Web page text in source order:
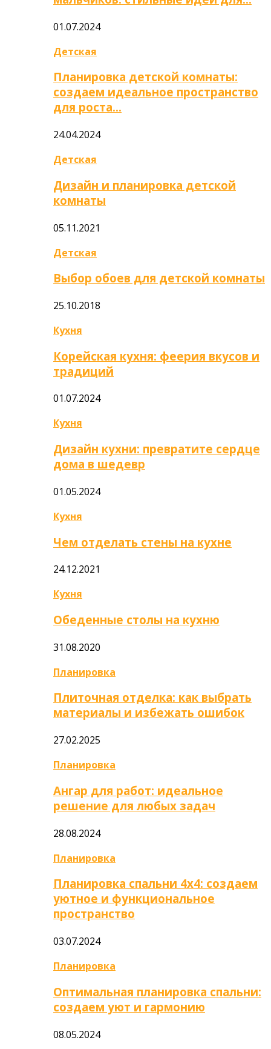
01.07.2024
Детская
Планировка детской комнаты:
создаем идеальное пространство
для роста…
24.04.2024
Детская
Дизайн и планировка детской
комнаты
05.11.2021
Детская
Выбор обоев для детской комнаты
25.10.2018
Кухня
Корейская кухня: феерия вкусов и
традиций
01.07.2024
Кухня
Дизайн кухни: превратите сердце
дома в шедевр
01.05.2024
Кухня
Чем отделать стены на кухне
24.12.2021
Кухня
Обеденные столы на кухню
31.08.2020
Планировка
Плиточная отделка: как выбрать
материалы и избежать ошибок
27.02.2025
Планировка
Ангар для работ: идеальное
решение для любых задач
28.08.2024
Планировка
Планировка спальни 4х4: создаем
уютное и функциональное
пространство
03.07.2024
Планировка
Оптимальная планировка спальни:
создаем уют и гармонию
08.05.2024